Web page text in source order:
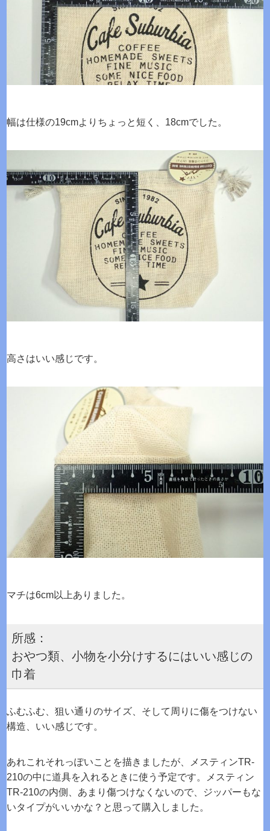
幅は仕様の19cmよりちょっと短く、18cmでした。
高さはいい感じです。
マチは6cm以上ありました。
所感：
おやつ類、小物を小分けするにはいい感じの
巾着
ふむふむ、狙い通りのサイズ、そして周りに傷をつけない
構造、いい感じです。
あれこれそれっぽいことを描きましたが、メスティンTR-
210の中に道具を入れるときに使う予定です。メスティン
TR-210の内側、あまり傷つけなくないので、ジッパーもな
いタイプがいいかな？と思って購入しました。